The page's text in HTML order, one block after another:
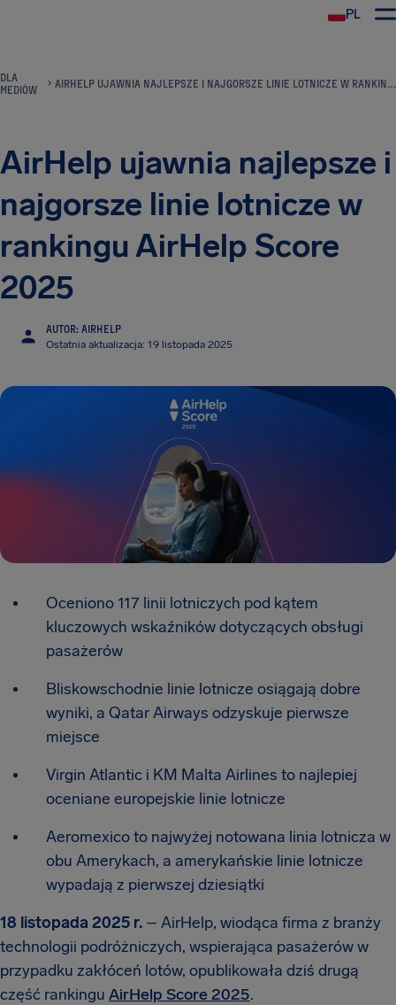
PL
DLA
MEDIÓW
AIRHELP UJAWNIA NAJLEPSZE I NAJGORSZE LINIE LOTNICZE W RANKINGU AIRHELP SCORE 2025
AirHelp ujawnia najlepsze i
najgorsze linie lotnicze w
rankingu AirHelp Score
2025
AUTOR: AIRHELP
Ostatnia aktualizacja: 19 listopada 2025
Oceniono 117 linii lotniczych pod kątem
kluczowych wskaźników dotyczących obsługi
pasażerów
Bliskowschodnie linie lotnicze osiągają dobre
wyniki, a Qatar Airways odzyskuje pierwsze
miejsce
Virgin Atlantic i KM Malta Airlines to najlepiej
oceniane europejskie linie lotnicze
Aeromexico to najwyżej notowana linia lotnicza w
obu Amerykach, a amerykańskie linie lotnicze
wypadają z pierwszej dziesiątki
18 listopada 2025 r. – AirHelp, wiodąca firma z branży
technologii podróżniczych, wspierająca pasażerów w
przypadku zakłóceń lotów, opublikowała dziś drugą
część rankingu AirHelp Score 2025.